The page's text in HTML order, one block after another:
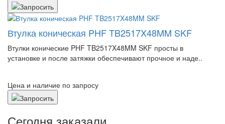
Втулка коническая PHF TB2517X48MM SKF
Втулки конические PHF TB2517X48MM SKF просты в
установке и после затяжки обеспечивают прочное и наде..
Цена и наличие по запросу